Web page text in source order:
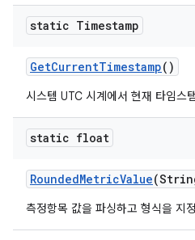
static Timestamp
GetCurrentTimestamp()
시스템 UTC 시계에서 현재 타임스
static float
RoundedMetricValue
측정항목 값을 파싱하고 형식을 지